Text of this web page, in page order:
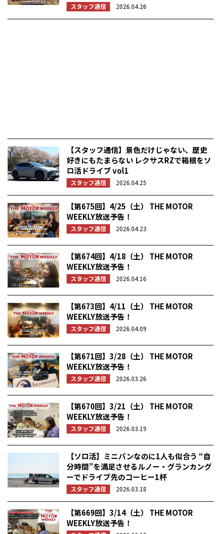
スタッフ通信 2026.04.26
【スタッフ通信】景色だけじゃない、歴史
好きにもたまらない レクサスRZで箱根をソ
ロ活ドライブ vol1
スタッフ通信 2026.04.25
【第675回】4/25（土） THE MOTOR
WEEKLY放送予告！
スタッフ通信 2026.04.23
【第674回】4/18（土） THE MOTOR
WEEKLY放送予告！
スタッフ通信 2026.04.16
【第673回】4/11（土） THE MOTOR
WEEKLY放送予告！
スタッフ通信 2026.04.09
【第671回】3/28（土） THE MOTOR
WEEKLY放送予告！
スタッフ通信 2026.03.26
【第670回】3/21（土） THE MOTOR
WEEKLY放送予告！
スタッフ通信 2026.03.19
【ソロ活】ミニバンなのに1人も似合う “自
分時間”を満足させるルノー・グランカング
ーでドライブ先のコーヒー1杯
スタッフ通信 2026.03.18
【第669回】3/14（土） THE MOTOR
WEEKLY放送予告！